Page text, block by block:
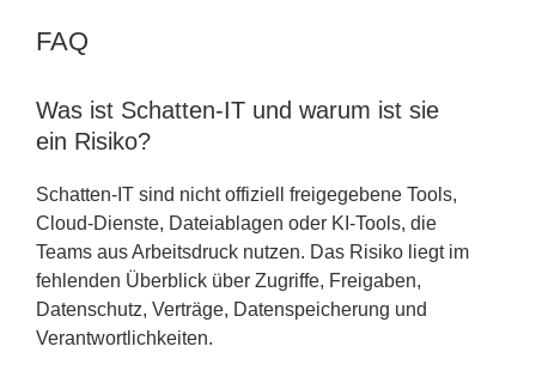
FAQ
Was ist Schatten-IT und warum ist sie
ein Risiko?
Schatten-IT sind nicht offiziell freigegebene Tools,
Cloud-Dienste, Dateiablagen oder KI-Tools, die
Teams aus Arbeitsdruck nutzen. Das Risiko liegt im
fehlenden Überblick über Zugriffe, Freigaben,
Datenschutz, Verträge, Datenspeicherung und
Verantwortlichkeiten.